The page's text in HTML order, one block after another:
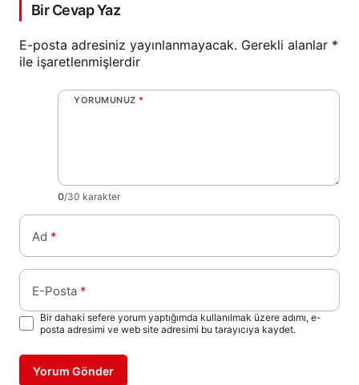
Bir Cevap Yaz
E-posta adresiniz yayınlanmayacak. Gerekli alanlar *
ile işaretlenmişlerdir
YORUMUNUZ *
0/30 karakter
Ad *
E-Posta *
Bir dahaki sefere yorum yaptığımda kullanılmak üzere adımı, e-
posta adresimi ve web site adresimi bu tarayıcıya kaydet.
Yorum Gönder